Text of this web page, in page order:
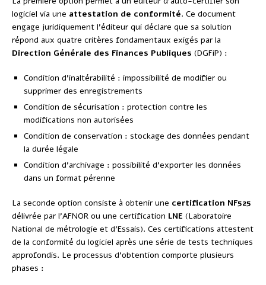
logiciel via une attestation de conformité. Ce document
engage juridiquement l’éditeur qui déclare que sa solution
répond aux quatre critères fondamentaux exigés par la
Direction Générale des Finances Publiques (DGFiP) :
Condition d’inaltérabilité : impossibilité de modifier ou
supprimer des enregistrements
Condition de sécurisation : protection contre les
modifications non autorisées
Condition de conservation : stockage des données pendant
la durée légale
Condition d’archivage : possibilité d’exporter les données
dans un format pérenne
La seconde option consiste à obtenir une certification NF525
délivrée par l’AFNOR ou une certification LNE (Laboratoire
National de métrologie et d’Essais). Ces certifications attestent
de la conformité du logiciel après une série de tests techniques
approfondis. Le processus d’obtention comporte plusieurs
phases :